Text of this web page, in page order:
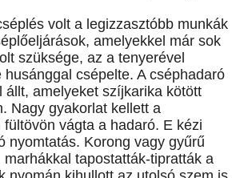
volt a legizzasztóbb munkák
amelyekkel már sok
szüksége, az a tenyerével
csépelte. A cséphadaró
amelyeket szíjkarika kötött
Nagy gyakorlat kellett a
vágta a hadaró. E kézi
nyomtatás. Korong vagy gyűrű
tapostatták-tipratták a